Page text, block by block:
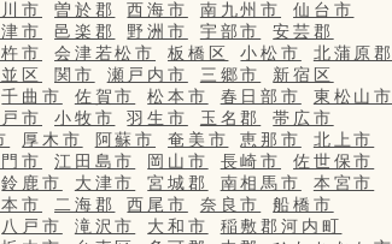
市 曽於郡 西海市 南九州市
仙台市
市 邑楽郡 野洲市 宇部市
安芸郡
市 会津若松市 板橋区 小松市
北蒲原郡
区 関市 瀬戸内市 三郷市
新宿区
千曲市 佐賀市 松本市 春日部市
東松山市
市 小牧市 羽生市 玉名郡
帯広市
厚木市 阿蘇市 奄美市 恵那市
北上市
市 江田島市 岡山市 長崎市
佐世保市
鈴鹿市 大津市 宮城郡 南相馬市
本宮市
市 二海郡 西尾市 奈良市
船橋市
八戸市 滝沢市 大和市
稲敷郡河内町